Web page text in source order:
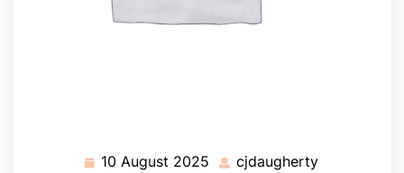
10 August 2025 10
cjdaugherty